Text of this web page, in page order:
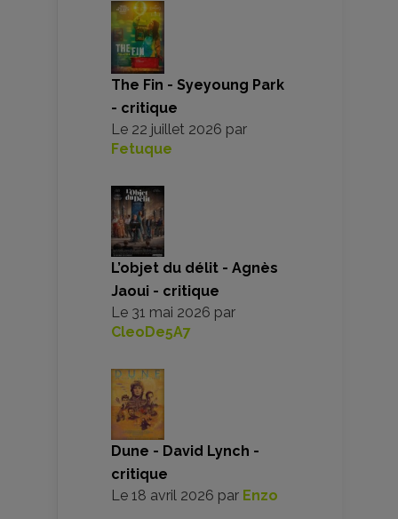
The Fin - Syeyoung Park
- critique
Le 22 juillet 2026 par
Fetuque
L’objet du délit - Agnès
Jaoui - critique
Le 31 mai 2026 par
CleoDe5A7
Dune - David Lynch -
critique
Le 18 avril 2026 par Enzo